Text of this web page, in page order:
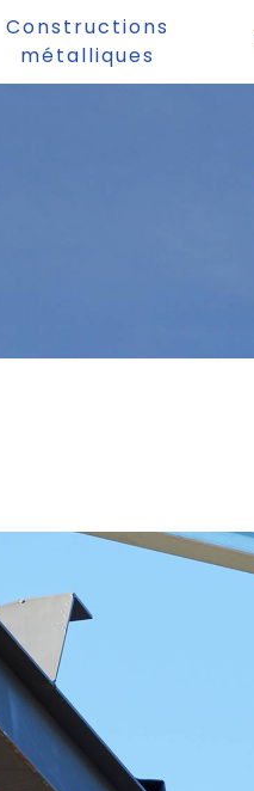
Constructions
métalliques